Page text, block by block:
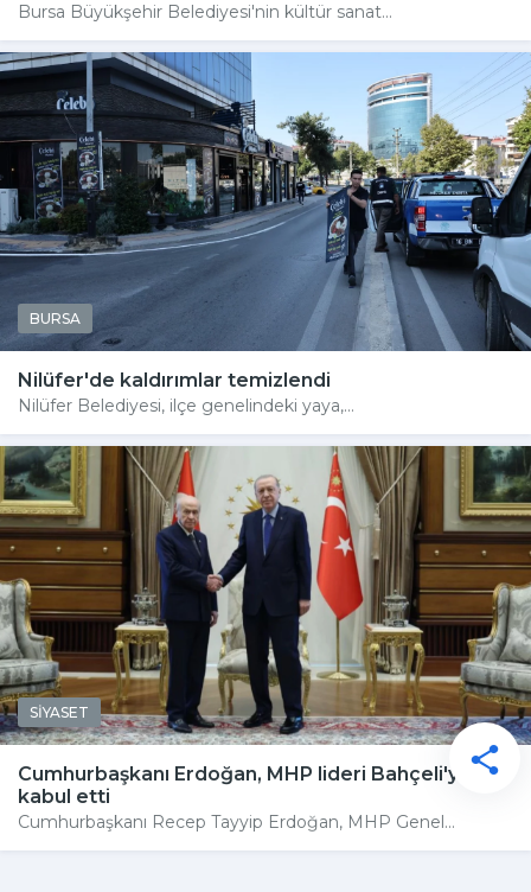
Bursa Büyükşehir Belediyesi'nin kültür sanat...
BURSA
Nilüfer'de kaldırımlar temizlendi
Nilüfer Belediyesi, ilçe genelindeki yaya,...
SİYASET
Cumhurbaşkanı Erdoğan, MHP lideri Bahçeli'yi
kabul etti
Cumhurbaşkanı Recep Tayyip Erdoğan, MHP Genel...